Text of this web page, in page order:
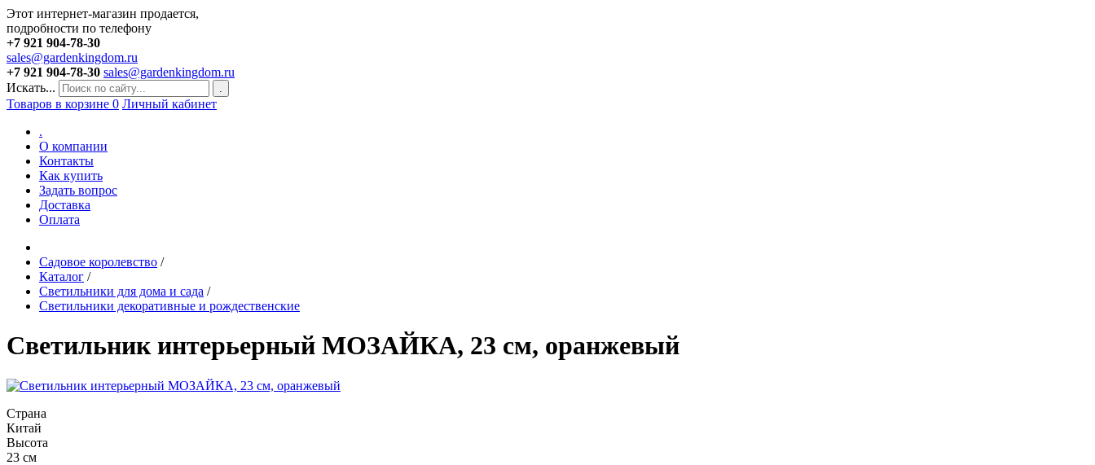
Этот интернет-магазин продается,
подробности по телефону
+7 921 904-78-30
sales@gardenkingdom.ru
+7 921 904-78-30 sales@gardenkingdom.ru
Искать...
.
Товаров в корзине 0 Личный кабинет
.
О компании
Контакты
Как купить
Задать вопрос
Доставка
Оплата
Садовое королевство /
Каталог /
Светильники для дома и сада /
Светильники декоративные и рождественские
Светильник интерьерный МОЗАЙКА, 23 см, оранжевый
Страна
Китай
Высота
23 см